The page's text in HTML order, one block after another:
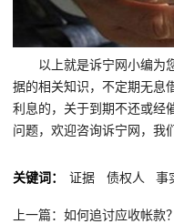
以上就是诉宁网小编为您
据的相关知识，不定期无息
利息的，关于到期不还或经
问题，欢迎咨询诉宁网，我
关键词： 证据 债权人 事
上一篇：如何追讨应收帐款？